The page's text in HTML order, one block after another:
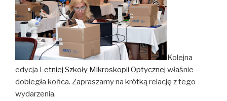
Kolejna
edycja Letniej Szkoły Mikroskopii Optycznej właśnie
dobiegła końca. Zapraszamy na krótką relację z tego
wydarzenia.